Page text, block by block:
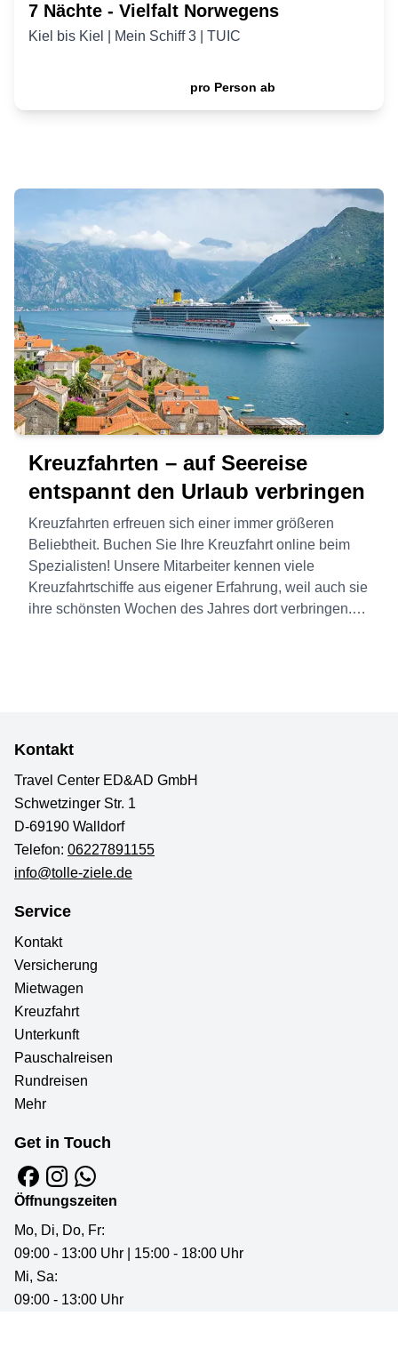
7 Nächte - Vielfalt Norwegens
Kiel bis Kiel Mein Schiff 3 TUIC
pro Person ab
Kreuzfahrten – auf Seereise
entspannt den Urlaub verbringen
Kreuzfahrten erfreuen sich einer immer größeren
Beliebtheit. Buchen Sie Ihre Kreuzfahrt online beim
Spezialisten! Unsere Mitarbeiter kennen viele
Kreuzfahrtschiffe aus eigener Erfahrung, weil auch sie
ihre schönsten Wochen des Jahres dort verbringen.
überzeugen Sie sich selbst.
Kontakt
Travel Center ED&AD GmbH
Schwetzinger Str. 1
D-69190 Walldorf
Telefon: 06227891155
info@tolle-ziele.de
Service
Kontakt
Versicherung
Mietwagen
Kreuzfahrt
Unterkunft
Pauschalreisen
Rundreisen
Mehr
Get in Touch
Öffnungszeiten
Mo, Di, Do, Fr:
09:00 - 13:00 Uhr | 15:00 - 18:00 Uhr
Mi, Sa:
09:00 - 13:00 Uhr